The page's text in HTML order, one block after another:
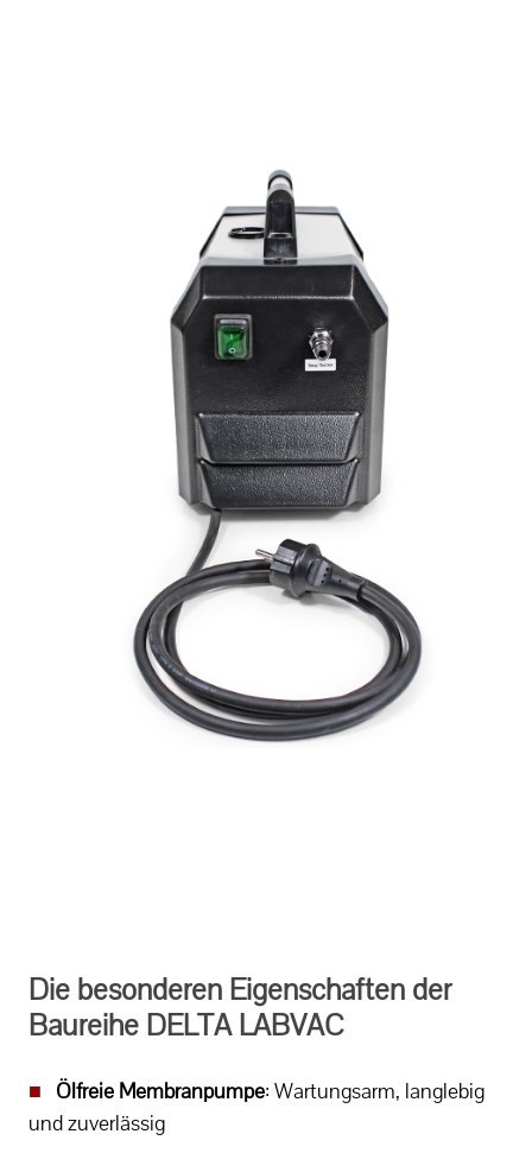
Die besonderen Eigenschaften der
Baureihe DELTA LABVAC
■ Ölfreie Membranpumpe: Wartungsarm, langlebig
und zuverlässig